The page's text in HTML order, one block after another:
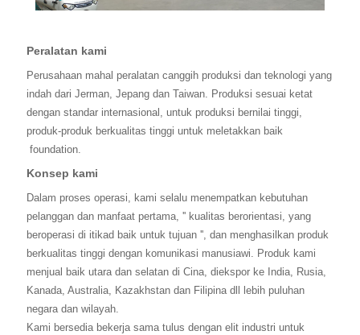
Peralatan kami
Perusahaan mahal peralatan canggih produksi dan teknologi yang
indah dari Jerman, Jepang dan Taiwan. Produksi sesuai ketat
dengan standar internasional, untuk produksi bernilai tinggi,
produk-produk berkualitas tinggi untuk meletakkan baik
foundation.
Konsep kami
Dalam proses operasi, kami selalu menempatkan kebutuhan
pelanggan dan manfaat pertama, '' kualitas berorientasi, yang
beroperasi di itikad baik untuk tujuan '', dan menghasilkan produk
berkualitas tinggi dengan komunikasi manusiawi. Produk kami
menjual baik utara dan selatan di Cina, diekspor ke India, Rusia,
Kanada, Australia, Kazakhstan dan Filipina dll lebih puluhan
negara dan wilayah.
Kami bersedia bekerja sama tulus dengan elit industri untuk